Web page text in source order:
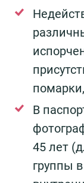
В
45 лет
группы